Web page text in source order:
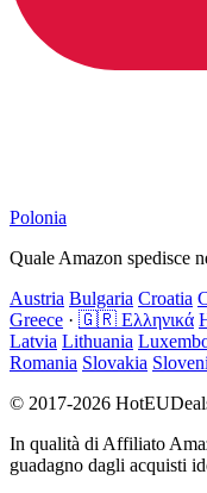
Polonia
Quale Amazon spedisce
Austria Bulgaria Croatia
Greece · 🇬🇷 Ελληνικά
Latvia Lithuania
Romania Slovakia
© 2017-2026
In qualità di Affiliato
guadagno dagli acquisti